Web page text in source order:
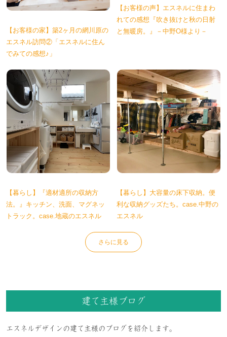
【お客様の家】築2ヶ月の網川原の
エスネル訪問②「エスネルに住ん
でみての感想♪」
【お客様の声】エスネルに住まわ
れての感想『吹き抜けと秋の日射
と無暖房。』－中野O様より－
【暮らし】『適材適所の収納方
法。』キッチン、洗面、マグネッ
トラック。case.地蔵のエスネル
【暮らし】大容量の床下収納。便
利な収納グッズたち。case.中野の
エスネル
さらに見る
建て主様ブログ
エスネルデザインの建て主様のブログを紹介します。